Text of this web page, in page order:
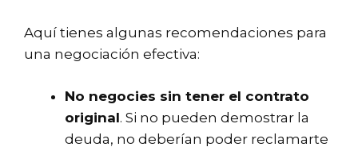
Aquí tienes algunas recomendaciones para
una negociación efectiva:
No negocies sin tener el contrato
original. Si no pueden demostrar la
deuda, no deberían poder reclamarte